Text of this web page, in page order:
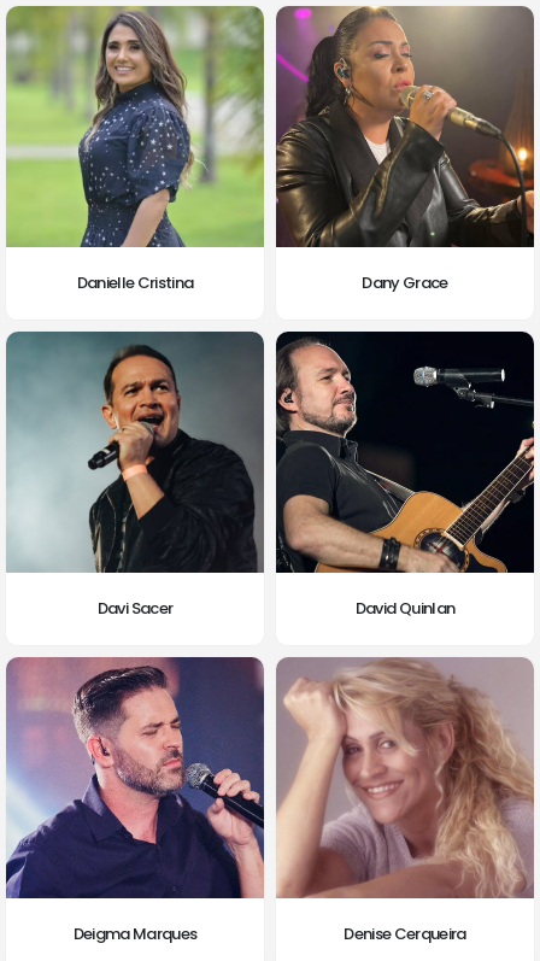
Danielle Cristina Dany Grace
Davi Sacer David Quinlan
Deigma Marques Denise Cerqueira